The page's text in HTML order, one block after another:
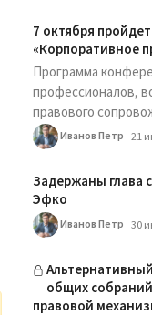
7 октября
«Корпоративное
Программа
профессионалов,
правового
Иванов Петр 21
Задержаны глава
Эфко
Иванов Петр 30
общих
правовой